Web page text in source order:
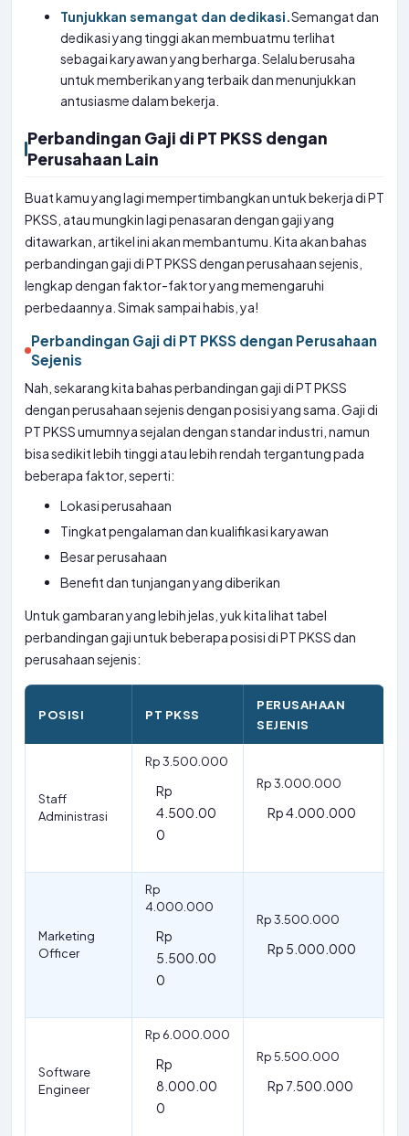
Tunjukkan semangat dan dedikasi.Semangat dan
dedikasi yang tinggi akan membuatmu terlihat
sebagai karyawan yang berharga. Selalu berusaha
untuk memberikan yang terbaik dan menunjukkan
antusiasme dalam bekerja.
Perbandingan Gaji di PT PKSS dengan
Perusahaan Lain
Buat kamu yang lagi mempertimbangkan untuk bekerja di PT
PKSS, atau mungkin lagi penasaran dengan gaji yang
ditawarkan, artikel ini akan membantumu. Kita akan bahas
perbandingan gaji di PT PKSS dengan perusahaan sejenis,
lengkap dengan faktor-faktor yang memengaruhi
perbedaannya. Simak sampai habis, ya!
Perbandingan Gaji di PT PKSS dengan Perusahaan
Sejenis
Nah, sekarang kita bahas perbandingan gaji di PT PKSS
dengan perusahaan sejenis dengan posisi yang sama. Gaji di
PT PKSS umumnya sejalan dengan standar industri, namun
bisa sedikit lebih tinggi atau lebih rendah tergantung pada
beberapa faktor, seperti:
Lokasi perusahaan
Tingkat pengalaman dan kualifikasi karyawan
Besar perusahaan
Benefit dan tunjangan yang diberikan
Untuk gambaran yang lebih jelas, yuk kita lihat tabel
perbandingan gaji untuk beberapa posisi di PT PKSS dan
perusahaan sejenis:
POSISI PT PKSS
PERUSAHAAN
SEJENIS
Staff
Administrasi
Rp 3.500.000
Rp
4.500.00
0
Rp 3.000.000
Rp 4.000.000
Marketing
Officer
Rp
4.000.000
Rp
5.500.00
0
Rp 3.500.000
Rp 5.000.000
Software
Engineer
Rp 6.000.000
Rp
8.000.00
0
Rp 5.500.000
Rp 7.500.000